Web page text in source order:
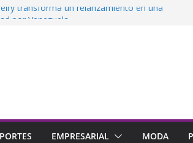
transforma un relanzamiento en una
su rol como promotor del empleo
impulsan el acceso a la tecnología con 0%
EMPRESARIAL MODA